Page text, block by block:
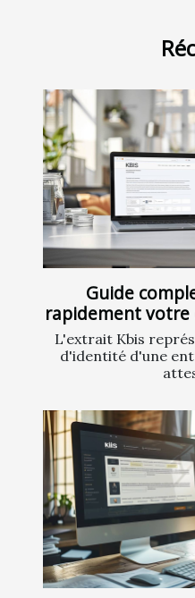
Guide
rapidement votre
L'extrait Kbis
d'identité d'une